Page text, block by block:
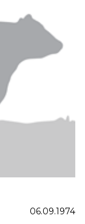
06.09.1974